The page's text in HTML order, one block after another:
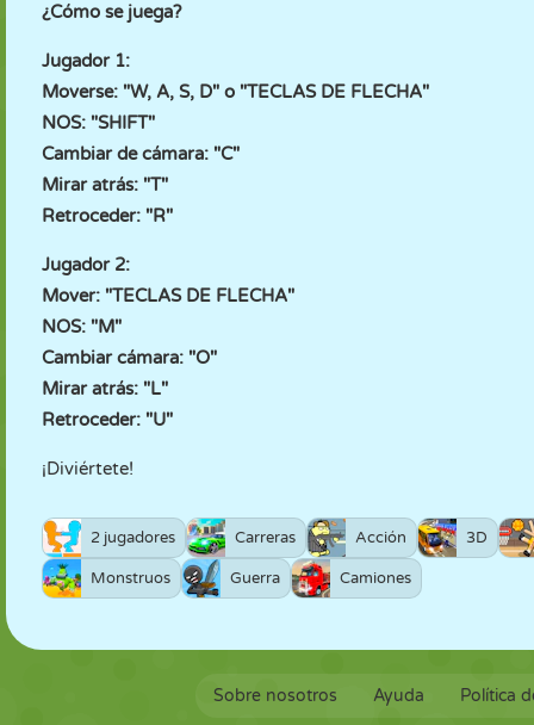
¿Cómo se juega?
Jugador 1:
Moverse: "W, A, S, D" o "TECLAS DE FLECHA"
NOS: "SHIFT"
Cambiar de cámara: "C"
Mirar atrás: "T"
Retroceder: "R"
Jugador 2:
Mover: "TECLAS DE FLECHA"
NOS: "M"
Cambiar cámara: "O"
Mirar atrás: "L"
Retroceder: "U"
¡Diviértete!
2 jugadores Carreras Acción 3D
Monstruos Guerra Camiones
Sobre nosotros Ayuda Política